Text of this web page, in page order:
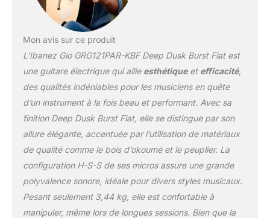
Mon avis sur ce produit
L’Ibanez Gio GRG121PAR-KBF Deep Dusk Burst Flat est
une guitare électrique qui allie esthétiqueet efficacité,
des qualités indéniables pour les musiciens en quête
d’un instrument à la fois beau et performant. Avec sa
finition Deep Dusk Burst Flat, elle se distingue par son
allure élégante, accentuée par l’utilisation de matériaux
de qualité comme le bois d’okoumé et le peuplier. La
configuration H-S-S de ses micros assure une grande
polyvalence sonore, idéale pour divers styles musicaux.
Pesant seulement 3,44 kg, elle est confortable à
manipuler, même lors de longues sessions. Bien que la